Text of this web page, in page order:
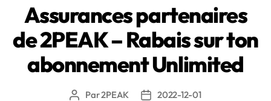
Assurances partenaires
de 2PEAK – Rabais sur ton
abonnement Unlimited
Auteur
Par2PEAK
Date2022-12-01